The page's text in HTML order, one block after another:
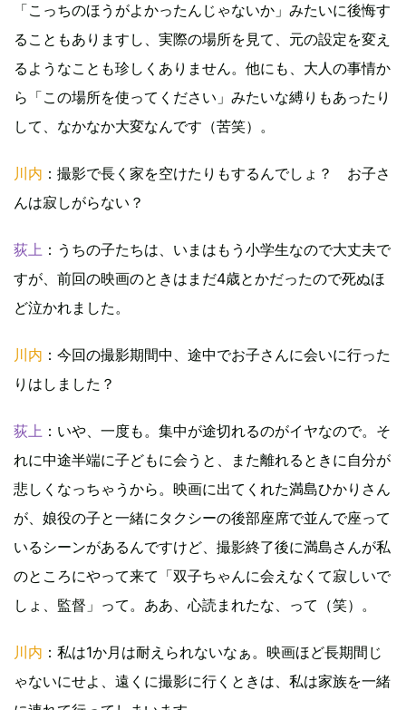
「こっちのほうがよかったんじゃないか」みたいに後悔す
ることもありますし、実際の場所を見て、元の設定を変え
るようなことも珍しくありません。他にも、大人の事情か
ら「この場所を使ってください」みたいな縛りもあったり
して、なかなか大変なんです（苦笑）。
川内 ：撮影で長く家を空けたりもするんでしょ？ お子さ
んは寂しがらない？
荻上 ：うちの子たちは、いまはもう小学生なので大丈夫で
すが、前回の映画のときはまだ4歳とかだったので死ぬほ
ど泣かれました。
川内 ：今回の撮影期間中、途中でお子さんに会いに行った
りはしました？
荻上 ：いや、一度も。集中が途切れるのがイヤなので。そ
れに中途半端に子どもに会うと、また離れるときに自分が
悲しくなっちゃうから。映画に出てくれた満島ひかりさん
が、娘役の子と一緒にタクシーの後部座席で並んで座って
いるシーンがあるんですけど、撮影終了後に満島さんが私
のところにやって来て「双子ちゃんに会えなくて寂しいで
しょ、監督」って。ああ、心読まれたな、って（笑）。
川内 ：私は1か月は耐えられないなぁ。映画ほど長期間じ
ゃないにせよ、遠くに撮影に行くときは、私は家族を一緒